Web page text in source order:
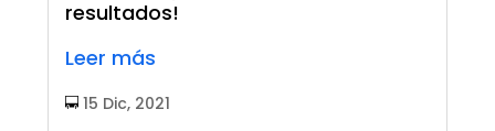
resultados!
Leer más
15 Dic, 2021